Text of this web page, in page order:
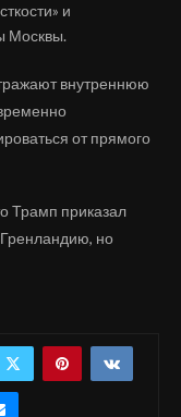
и
Москвы.
внутреннюю
от прямого
Трамп приказал
но